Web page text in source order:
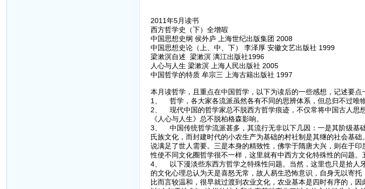
2011年5月读书
西方哲学史（下）全增嘏
中国思想史纲 侯外庐 上海世纪出版集团 2008
中国思想史论（上、中、下） 李泽厚 安徽文艺出版社 1999
梁漱溟自述 梁漱溟 漓江出版社1996
人心与人生 梁漱溟 上海人民出版社 2005
中国哲学的特质 牟宗三 上海古籍出版社 1997
本月读哲学，且重点在中国哲学，以下为读后的一些感想，记述要点
1、 哲学，各大家各流派虽然各有不同的思辨体系，但总归不过唯物
2、 现代中国的哲学家总不脱西方哲学痕迹，不仅常将中国古人思
《人心与人生》总不脱柏格森影响。
3、 中国传统哲学流派甚多，其流行无非以下几因：一是其阶级基
氏族文化，而封建时代的小农生产为基础的村社制是其继的社会基
说满足了世人需要。三是本身的精致性，佛学于隋唐大兴，则在于
性使不同文化圈哲学很不一样，这里就有中西方文化特殊性的问题
4、 以下漫淡些东西方哲学之特殊性问题。当然，这里也只是拾人
的文化心理总认为天是喜怒无常，故人易生恐怖意识，自身无以寄
比而言较温和，很早就过渡到农业文化，农业基本是四时有序的，